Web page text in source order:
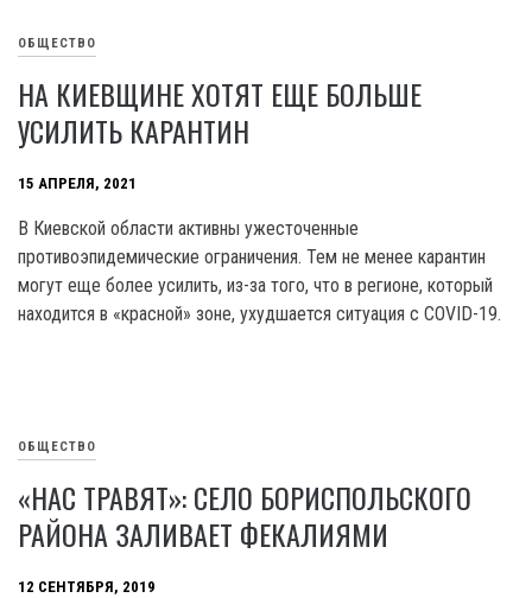
ОБЩЕСТВО
НА КИЕВЩИНЕ ХОТЯТ ЕЩЕ БОЛЬШЕ
УСИЛИТЬ КАРАНТИН
15 АПРЕЛЯ, 2021
В Киевской области активны ужесточенные
противоэпидемические ограничения. Тем не менее карантин
могут еще более усилить, из-за того, что в регионе, который
находится в «красной» зоне, ухудшается ситуация с COVID-19.
ОБЩЕСТВО
«НАС ТРАВЯТ»: СЕЛО БОРИСПОЛЬСКОГО
РАЙОНА ЗАЛИВАЕТ ФЕКАЛИЯМИ
12 СЕНТЯБРЯ, 2019